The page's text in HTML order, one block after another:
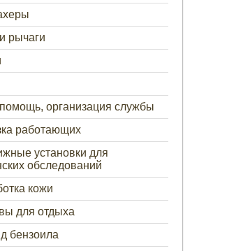
рычаги
организация службы
работающих
установки для
обследований
кожи
для отдыха
бензоила